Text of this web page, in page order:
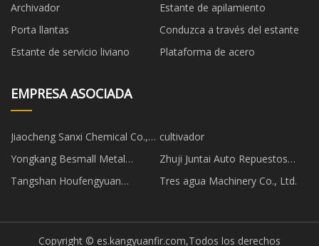
Archivador
Estante de apilamiento
Porta llantas
Conduzca a través del estante
Estante de servicio liviano
Plataforma de acero
EMPRESA ASOCIADA
Jiaocheng Sanxi Chemical Co.,
Ltd.
cultivador
Yongkang Besmall Metal
Productos Co., Ltd
Zhuji Juntai Auto Repuestos
Piezas Co.,Ltd.
Tangshan Houfengyuan
Tres agua Machinery Co., Ltd.
Copyright © es.kangyuanfir.com,Todos los derechos